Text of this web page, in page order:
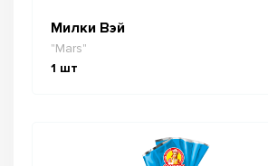
Милки Вэй
"Mars"
1 шт